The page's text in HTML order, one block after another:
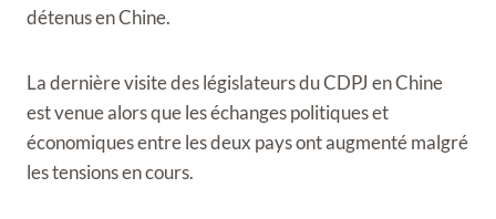
détenus en Chine.
La dernière visite des législateurs du CDPJ en Chine
est venue alors que les échanges politiques et
économiques entre les deux pays ont augmenté malgré
les tensions en cours.